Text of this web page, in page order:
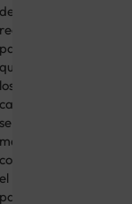
de
recursos
para
que
los
cambios
se
mantengan
con
el
paso